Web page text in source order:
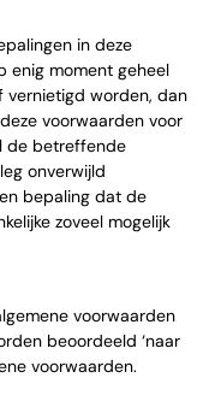
in deze
enig moment geheel
vernietigd worden, dan
voorwaarden voor
de betreffende
onverwijld
bepaling dat de
zoveel mogelijk
voorwaarden
beoordeeld ‘naar
voorwaarden.